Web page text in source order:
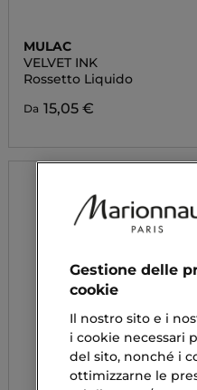
MULAC
VELVET INK
Rossetto Liquido
Da 15,05 €
Gestione delle
cookie
Il nostro sito e i
i cookie necessari
del sito, nonché i
ottimizzarne le